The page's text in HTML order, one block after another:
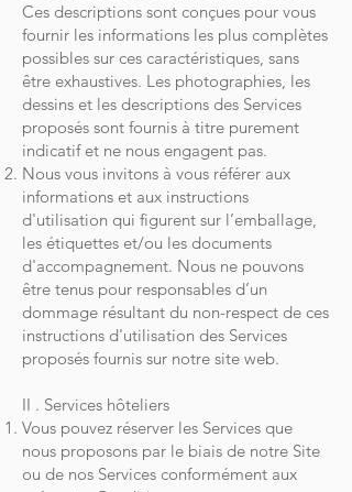
Ces descriptions sont conçues pour vous
fournir les informations les plus complètes
possibles sur ces caractéristiques, sans
être exhaustives. Les photographies, les
dessins et les descriptions des Services
proposés sont fournis à titre purement
indicatif et ne nous engagent pas.
Nous vous invitons à vous référer aux
informations et aux instructions
d'utilisation qui figurent sur l’emballage,
les étiquettes et/ou les documents
d'accompagnement. Nous ne pouvons
être tenus pour responsables d’un
dommage résultant du non-respect de ces
instructions d'utilisation des Services
proposés fournis sur notre site web.
II . Services hôteliers
Vous pouvez réserver les Services que
nous proposons par le biais de notre Site
ou de nos Services conformément aux